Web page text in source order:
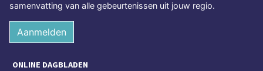
samenvatting van alle gebeurtenissen uit jouw regio.
Aanmelden
ONLINE DAGBLADEN